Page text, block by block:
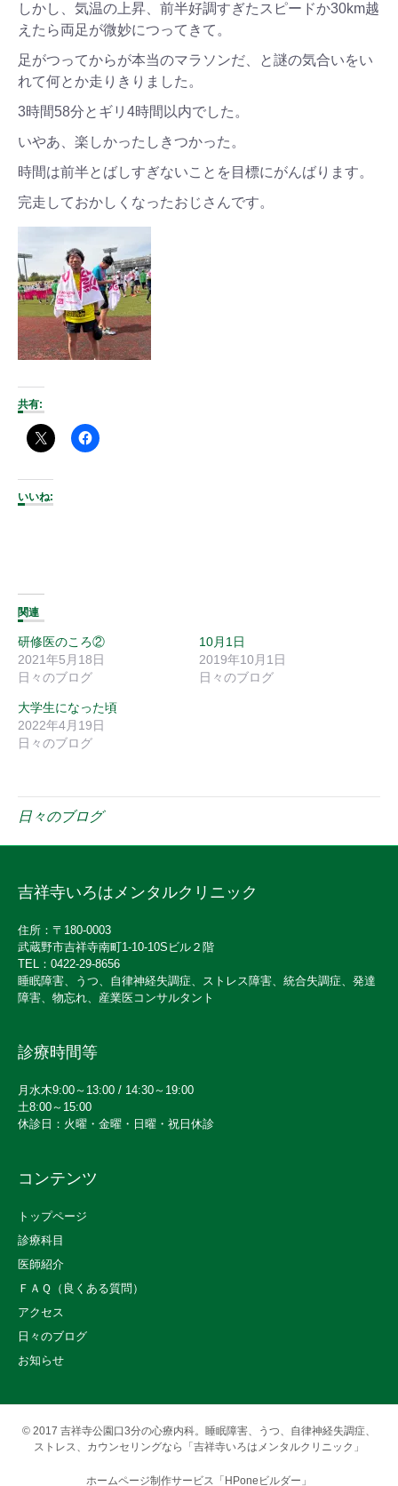
しかし、気温の上昇、前半好調すぎたスピードか30km越
えたら両足が微妙につってきて。
足がつってからが本当のマラソンだ、と謎の気合いをい
れて何とか走りきりました。
3時間58分とギリ4時間以内でした。
いやあ、楽しかったしきつかった。
時間は前半とばしすぎないことを目標にがんばります。
完走しておかしくなったおじさんです。
共有:
いいね:
関連
研修医のころ②
2021年5月18日
日々のブログ
10月1日
2019年10月1日
日々のブログ
大学生になった頃
2022年4月19日
日々のブログ
日々のブログ
吉祥寺いろはメンタルクリニック
住所：〒180-0003
武蔵野市吉祥寺南町1-10-10Sビル２階
TEL：0422-29-8656
睡眠障害、うつ、自律神経失調症、ストレス障害、統合失調症、発達
障害、物忘れ、産業医コンサルタント
診療時間等
月水木9:00～13:00 / 14:30～19:00
土8:00～15:00
休診日：火曜・金曜・日曜・祝日休診
コンテンツ
トップページ
診療科目
医師紹介
ＦＡＱ（良くある質問）
アクセス
日々のブログ
お知らせ
© 2017 吉祥寺公園口3分の心療内科。睡眠障害、うつ、自律神経失調症、
ストレス、カウンセリングなら「吉祥寺いろはメンタルクリニック」
ホームページ制作サービス「HPoneビルダー」